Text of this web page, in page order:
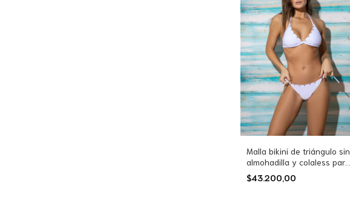
Malla bikini de triángulo sin
almohadilla y colaless para
atar (24256)
$43.200,00